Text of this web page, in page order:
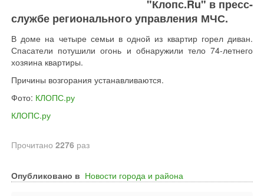
"Клопс.Ru" в пресс-
службе регионального управления МЧС.
В доме на четыре семьи в одной из квартир горел диван.
Спасатели потушили огонь и обнаружили тело 74-летнего
хозяина квартиры.
Причины возгорания устанавливаются.
Фото: КЛОПС.ру
КЛОПС.ру
Прочитано 2276 раз
Опубликовано в Новости города и района